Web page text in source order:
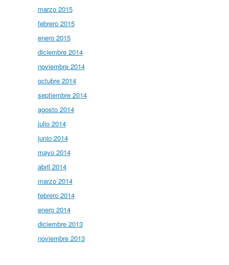
marzo 2015
febrero 2015
enero 2015
diciembre 2014
noviembre 2014
octubre 2014
septiembre 2014
agosto 2014
julio 2014
junio 2014
mayo 2014
abril 2014
marzo 2014
febrero 2014
enero 2014
diciembre 2013
noviembre 2013